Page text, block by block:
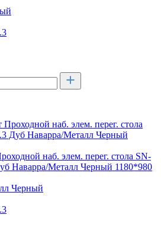
наб. элем. перег. стола SN-
Наварра/Металл Черный 1180*980
Черный